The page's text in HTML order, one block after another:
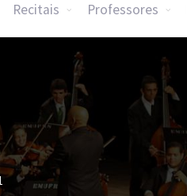
Recitais Professores